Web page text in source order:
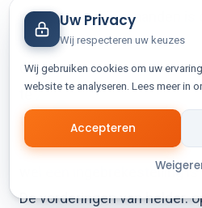
niet binnen drie maanden is
van Opdrachtgever, staat
Overeenkomst terstond en
te zeggen, zonder enige
tot betaling van enige
schadeloosstelling.
wel een ingebrekestelling is
De vorderingen van helder.
Uw Privacy
Wij respecteren uw keuzes
Wij gebruiken cookies om uw
website te analyseren. Lees meer in
Accepteren